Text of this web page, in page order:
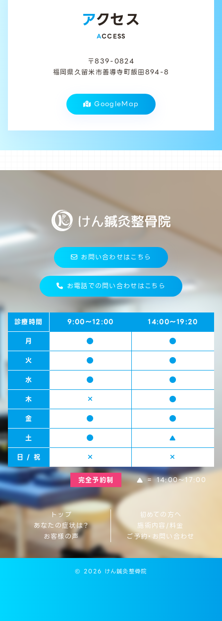
アクセス
ACCESS
〒839-0824
福岡県久留米市善導寺町飯田894-8
GoogleMap
お問い合わせはこちら
お電話での問い合わせはこちら
診療時間
月
火
水
木
金
土
日 / 祝
9:00～12:00 14:00～19:20
完全予約制 ＝ 14:00～17:00
トップ
初めての方へ
あなたの症状は？
施術内容/料金
お客様の声
ご予約・お問い合わせ
© 2026 けん鍼灸整骨院